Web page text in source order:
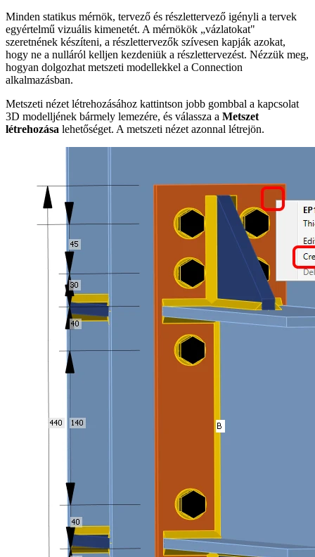
Minden statikus mérnök, tervező és részlettervező igényli a tervek
egyértelmű vizuális kimenetét. A mérnökök „vázlatokat"
szeretnének készíteni, a részlettervezők szívesen kapják azokat,
hogy ne a nulláról kelljen kezdeniük a részlettervezést. Nézzük meg,
hogyan dolgozhat metszeti modellekkel a Connection
alkalmazásban.
Metszeti nézet létrehozásához kattintson jobb gombbal a kapcsolat
3D modelljének bármely lemezére, és válassza a Metszet
létrehozása lehetőséget. A metszeti nézet azonnal létrejön.